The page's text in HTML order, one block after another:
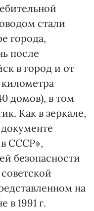
стали
города,
после
в город и от
домов), в том
Как в зеркале,
СССР»,
безопасности
на
в 1991 г.